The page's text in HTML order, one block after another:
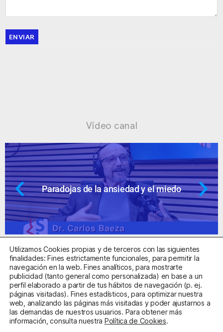
ENVIAR
Vídeo canal
Paradojas de la ansiedad y el miedo
Centro Sanitario Autorizado con el código E08737002
Aviso LegalPolítica de PrivacidadPolítica de Cookies
Utilizamos Cookies propias y de terceros con las siguientes
finalidades: Fines estrictamente funcionales, para permitir la
navegación en la web. Fines analíticos, para mostrarte
publicidad (tanto general como personalizada) en base a un
perfil elaborado a partir de tus hábitos de navegación (p. ej.
páginas visitadas). Fines estadísticos, para optimizar nuestra
web, analizando las páginas más visitadas y poder ajustarnos a
las demandas de nuestros usuarios. Para obtener más
información, consulta nuestra Política de Cookies.